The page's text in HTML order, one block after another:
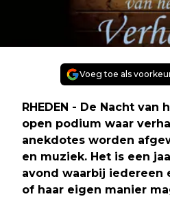
Voeg toe als
RHEDEN - De Nacht van
open podium waar
anekdotes worden
en muziek. Het is een
avond waarbij iedereen
of haar eigen manier